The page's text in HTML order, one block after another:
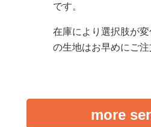
です。
在庫により選択肢が
の生地はお早めにご注
more